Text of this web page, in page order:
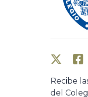
Recibe
del